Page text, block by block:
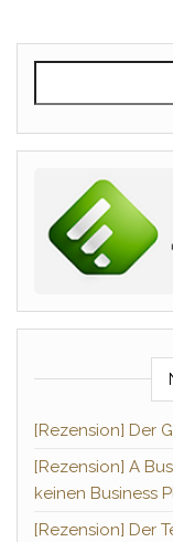
[Rezension] Der
[Rezension] A
keinen Business
[Rezension] Der